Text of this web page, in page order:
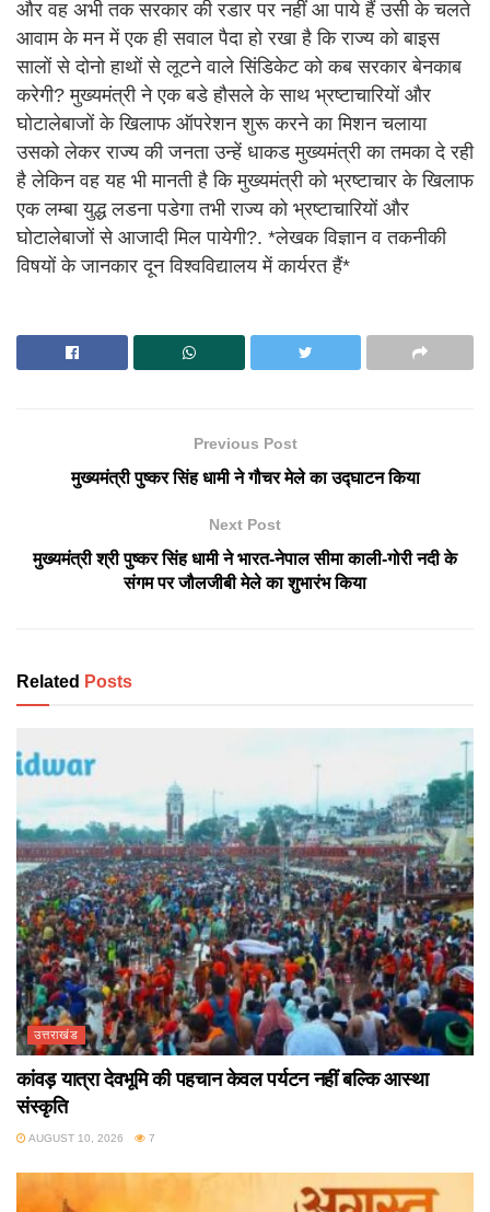
और वह अभी तक सरकार की रडार पर नहीं आ पाये हैं उसी के चलते
आवाम के मन में एक ही सवाल पैदा हो रखा है कि राज्य को बाइस
सालों से दोनो हाथों से लूटने वाले सिंडिकेट को कब सरकार बेनकाब
करेगी? मुख्यमंत्री ने एक बडे हौसले के साथ भ्रष्टाचारियों और
घोटालेबाजों के खिलाफ ऑपरेशन शुरू करने का मिशन चलाया
उसको लेकर राज्य की जनता उन्हें धाकड मुख्यमंत्री का तमका दे रही
है लेकिन वह यह भी मानती है कि मुख्यमंत्री को भ्रष्टाचार के खिलाफ
एक लम्बा युद्ध लडना पडेगा तभी राज्य को भ्रष्टाचारियों और
घोटालेबाजों से आजादी मिल पायेगी?. *लेखक विज्ञान व तकनीकी
विषयों के जानकार दून विश्वविद्यालय में कार्यरत हैं*
Previous Post
मुख्यमंत्री पुष्कर सिंह धामी ने गौचर मेले का उद्घाटन किया
Next Post
मुख्यमंत्री श्री पुष्कर सिंह धामी ने भारत-नेपाल सीमा काली-गोरी नदी के
संगम पर जौलजीबी मेले का शुभारंभ किया
Related Posts
उत्तराखंड
कांवड़ यात्रा देवभूमि की पहचान केवल पर्यटन नहीं बल्कि आस्था
संस्कृति
AUGUST 10, 2026 7